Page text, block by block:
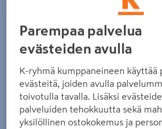
Parempaa palvelua
evästeiden avulla
K-ryhmä kumppaneineen käyttää
evästeitä, joiden avulla
toivotulla tavalla. Lisäksi
palveluiden tehokkuutta sekä
yksilöllinen ostokokemus ja